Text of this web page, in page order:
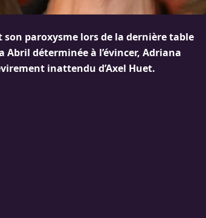
paroxysme lors de la dernière table
Abril déterminée à l’évincer, Adriana
inattendu d’Axel Huet.